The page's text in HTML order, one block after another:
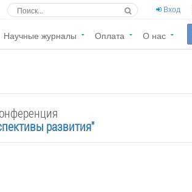
Вход
Научные журналы Оплата О нас
развития"